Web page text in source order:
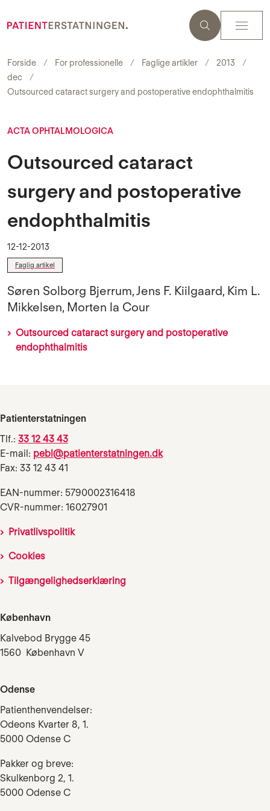
Forside For professionelle Faglige artikler
2013
dec
Outsourced cataract surgery and postoperative endophthalmitis
ACTA OPHTALMOLOGICA
Outsourced cataract
surgery and postoperative
endophthalmitis
12-12-2013
Faglig artikel
Søren Solborg Bjerrum, Jens F. Kiilgaard, Kim L.
Mikkelsen, Morten la Cour
Outsourced cataract surgery and postoperative
endophthalmitis
Patienterstatningen
Tlf.: 33 12 43 43
E-mail: pebl@patienterstatningen.dk
Fax: 33 12 43 41
EAN-nummer: 5790002316418
CVR-nummer: 16027901
Privatlivspolitik
Cookies
Tilgængelighedserklæring
København
Kalvebod Brygge 45
1560 København V
Odense
Patienthenvendelser:
Odeons Kvarter 8, 1.
5000 Odense C
Pakker og breve:
Skulkenborg 2, 1.
5000 Odense C